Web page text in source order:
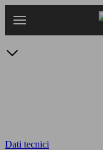
Dati tecnici